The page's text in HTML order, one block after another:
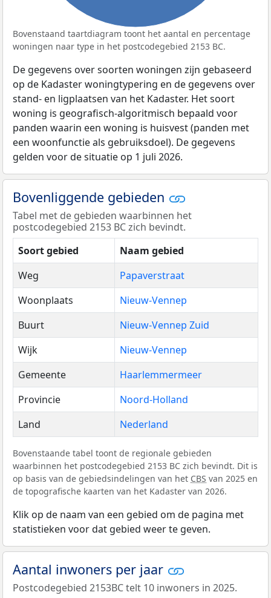
Bovenstaand taartdiagram toont het aantal en percentage
woningen naar type in het postcodegebied 2153 BC.
De gegevens over soorten woningen zijn gebaseerd
op de Kadaster woningtypering en de gegevens over
stand- en ligplaatsen van het Kadaster. Het soort
woning is geografisch-algoritmisch bepaald voor
panden waarin een woning is huisvest (panden met
een woonfunctie als gebruiksdoel). De gegevens
gelden voor de situatie op 1 juli 2026.
Bovenliggende gebieden
Tabel met de gebieden waarbinnen het
postcodegebied 2153 BC zich bevindt.
Soort gebied
Naam gebied
Weg
Papaverstraat
Woonplaats
Nieuw-Vennep
Buurt
Nieuw-Vennep Zuid
Wijk
Nieuw-Vennep
Gemeente
Haarlemmermeer
Provincie
Noord-Holland
Land
Nederland
Bovenstaande tabel toont de regionale gebieden
waarbinnen het postcodegebied 2153 BC zich bevindt. Dit is
op basis van de gebiedsindelingen van het CBS van 2025 en
de topografische kaarten van het Kadaster van 2026.
Klik op de naam van een gebied om de pagina met
statistieken voor dat gebied weer te geven.
Aantal inwoners per jaar
Postcodegebied 2153BC telt 10 inwoners in 2025.